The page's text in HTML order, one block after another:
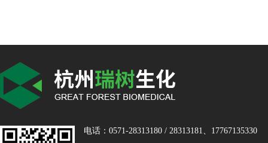
电话：0571-28313180 / 28313181、17767135330